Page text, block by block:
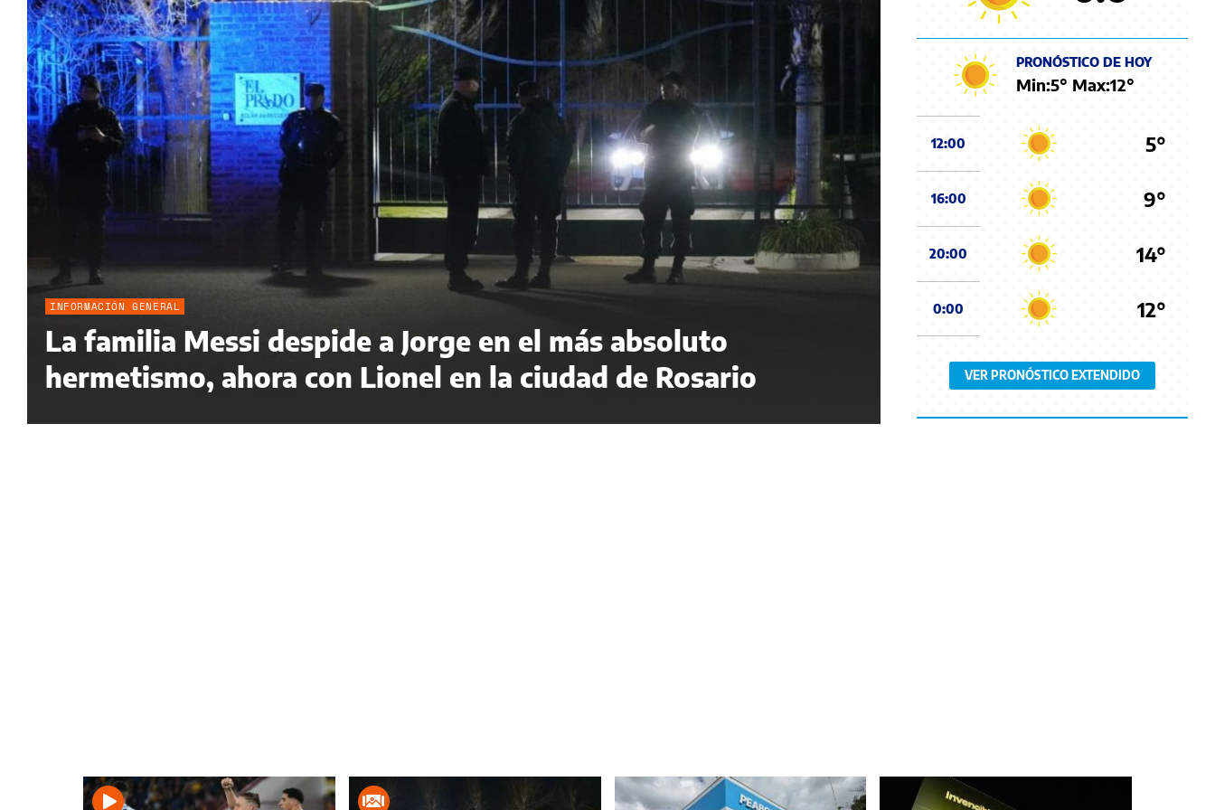
INFORMACIÓN GENERAL
La familia Messi despide a Jorge en el más absoluto
hermetismo, ahora con Lionel en la ciudad de Rosario
PRONÓSTICO DE HOY
Min:5° Max:12°
12:00 5°
16:00 9°
20:00 14°
0:00 12°
VER PRONÓSTICO EXTENDIDO